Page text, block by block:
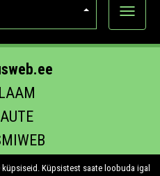
Näytä
Küpsistest saate loobuda igal